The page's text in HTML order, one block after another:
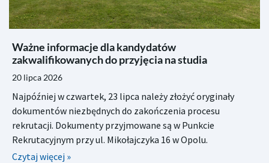
Ważne informacje dla kandydatów
zakwalifikowanych do przyjęcia na studia
20 lipca 2026
Najpóźniej w czwartek, 23 lipca należy złożyć oryginały
dokumentów niezbędnych do zakończenia procesu
rekrutacji. Dokumenty przyjmowane są w Punkcie
Rekrutacyjnym przy ul. Mikołajczyka 16 w Opolu.
Czytaj więcej »